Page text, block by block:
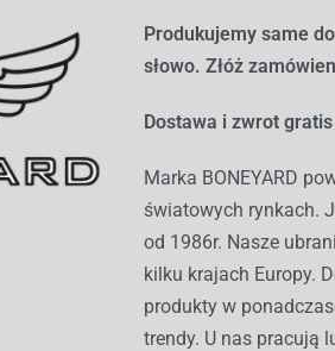
Produkujemy same
słowo. Złóż
Dostawa i zwrot
Marka BONEYARD
światowych rynkach.
od 1986r. Nasze
kilku krajach Europy.
produkty w
trendy. U nas pracują